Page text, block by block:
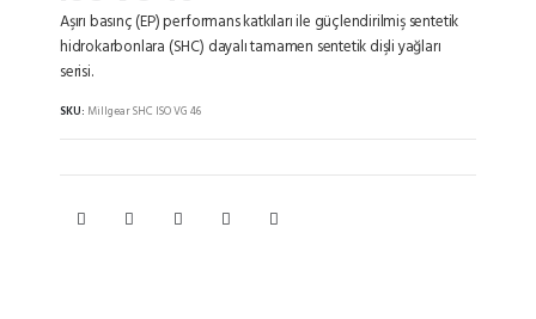
Aşırı basınç (EP) performans katkıları ile güçlendirilmiş sentetik
hidrokarbonlara (SHC) dayalı tamamen sentetik dişli yağları
serisi.
SKU: Millgear SHC ISO VG 46